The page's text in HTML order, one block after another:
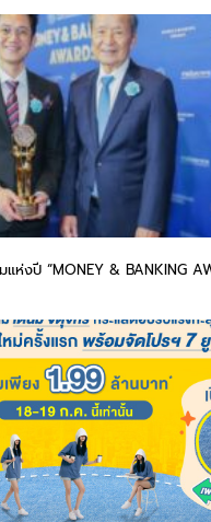
แห่งปี “MONEY & BANKING